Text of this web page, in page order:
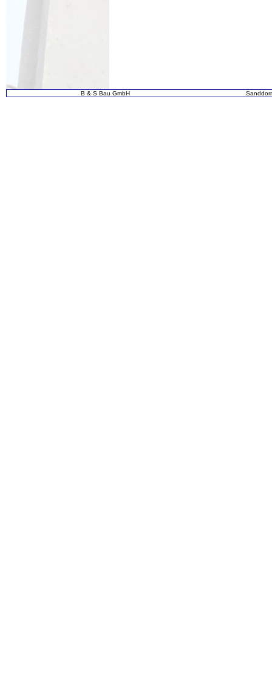
B & S Bau GmbH